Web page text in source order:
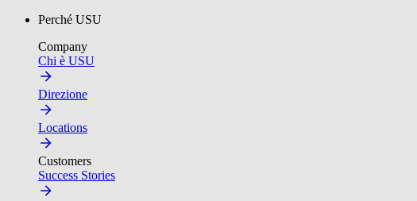
Perché USU
Company
Chi è USU
Direzione
Locations
Customers
Success Stories